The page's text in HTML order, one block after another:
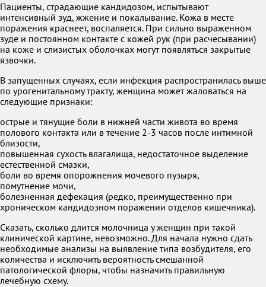
Пациенты, страдающие кандидозом, испытывают
интенсивный зуд, жжение и покалывание. Кожа в месте
поражения краснеет, воспаляется. При сильно выраженном
зуде и постоянном контакте с кожей рук (при расчесывании)
на коже и слизистых оболочках могут появляться закрытые
язвочки.
В запущенных случаях, если инфекция распространилась выше
по урогенитальному тракту, женщина может жаловаться на
следующие признаки:
острые и тянущие боли в нижней части живота во время
полового контакта или в течение 2-3 часов после интимной
близости,
повышенная сухость влагалища, недостаточное выделение
естественной смазки,
боли во время опорожнения мочевого пузыря,
помутнение мочи,
болезненная дефекация (редко, преимущественно при
хроническом кандидозном поражении отделов кишечника).
Сказать, сколько длится молочница у женщин при такой
клинической картине, невозможно. Для начала нужно сдать
необходимые анализы на выявление типа возбудителя, его
количества и исключить вероятность смешанной
патологической флоры, чтобы назначить правильную
лечебную схему.